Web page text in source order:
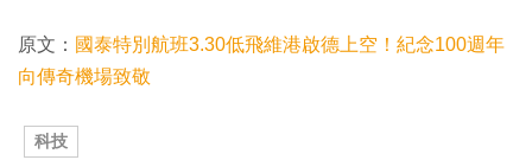
0
0
間
原文： 國泰特別航班3.30低飛維港啟德上空！紀念100週年
向傳奇機場致敬
科技